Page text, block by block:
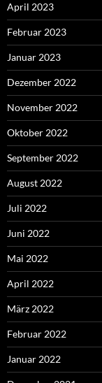
April 2023
Februar 2023
Januar 2023
Dezember 2022
November 2022
Oktober 2022
September 2022
August 2022
Juli 2022
Juni 2022
Mai 2022
April 2022
März 2022
Februar 2022
Januar 2022